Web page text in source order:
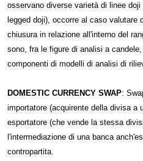
osservano diverse varietà di linee
legged doji), occorre al caso valutare
chiusura in relazione all'interno del
sono, fra le figure di analisi a
componenti di modelli di analisi di
DOMESTIC CURRENCY SWAP:
importatore (acquirente della divisa a
esportatore (che vende la stessa
l'intermediazione di una banca
contropartita.